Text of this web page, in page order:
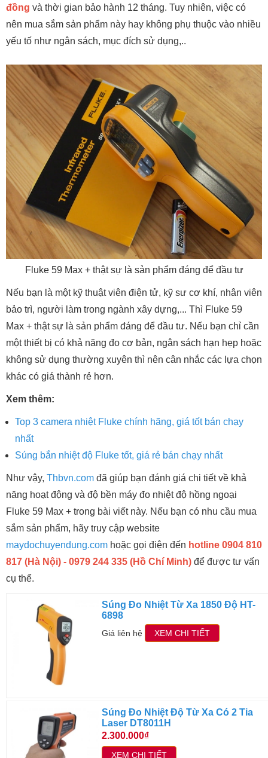
đồng và thời gian bảo hành 12 tháng. Tuy nhiên, việc có
nên mua sắm sản phẩm này hay không phụ thuộc vào nhiều
yếu tố như ngân sách, mục đích sử dụng,..
Fluke 59 Max + thật sự là sản phẩm đáng để đầu tư
Nếu bạn là một kỹ thuật viên điện tử, kỹ sư cơ khí, nhân viên
bảo trì, người làm trong ngành xây dựng,... Thì Fluke 59
Max + thật sự là sản phẩm đáng để đầu tư. Nếu bạn chỉ cần
một thiết bị có khả năng đo cơ bản, ngân sách hạn hẹp hoặc
không sử dụng thường xuyên thì nên cân nhắc các lựa chọn
khác có giá thành rẻ hơn.
Xem thêm:
Top 3 camera nhiệt Fluke chính hãng, giá tốt bán chạy
nhất
Súng bắn nhiệt độ Fluke tốt, giá rẻ bán chạy nhất
Như vậy, Thbvn.com đã giúp bạn đánh giá chi tiết về khả
năng hoạt động và độ bền máy đo nhiệt độ hồng ngoại
Fluke 59 Max + trong bài viết này. Nếu bạn có nhu cầu mua
sắm sản phẩm, hãy truy cập website
maydochuyendung.com hoặc gọi điện đến hotline 0904 810
817 (Hà Nội) - 0979 244 335 (Hồ Chí Minh) để được tư vấn
cụ thể.
Súng Đo Nhiệt Từ Xa 1850 Độ HT-
6898
Giá liên hệ XEM CHI TIẾT
Súng Đo Nhiệt Độ Từ Xa Có 2 Tia
Laser DT8011H
2.300.000₫
XEM CHI TIẾT